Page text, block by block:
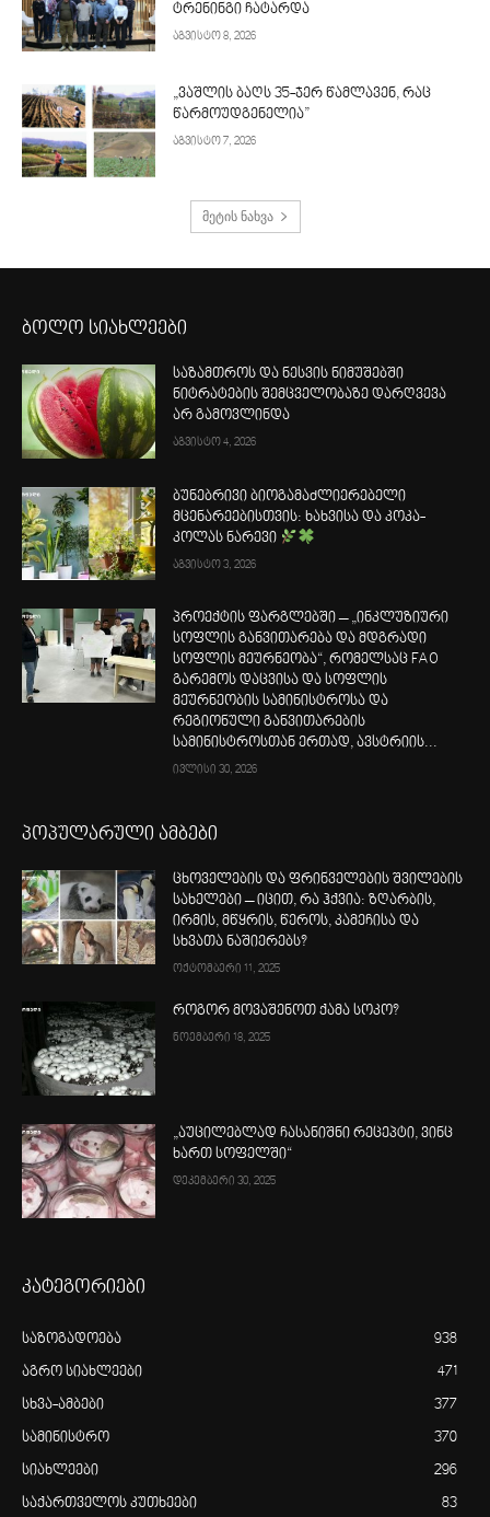
ტრენინგი ჩატარდა
აგვისტო 8, 2026
„ვაშლის ბაღს 35-ჯერ წამლავენ, რაც
წარმოუდგენელია”
აგვისტო 7, 2026
მეტის ნახვა
ბოლო სიახლეები
საზამთროს და ნესვის ნიმუშებში
ნიტრატების შემცველობაზე დარღვევა
არ გამოვლინდა
აგვისტო 4, 2026
ბუნებრივი ბიოგამაძლიერებელი
მცენარეებისთვის: ხახვისა და კოკა-
კოლას ნარევი
აგვისტო 3, 2026
პროექტის ფარგლებში – „ინკლუზიური
სოფლის განვითარება და მდგრადი
სოფლის მეურნეობა“, რომელსაც FAO
გარემოს დაცვისა და სოფლის
მეურნეობის სამინისტროსა და
რეგიონული განვითარების
სამინისტროსთან ერთად, ავსტრიის...
ივლისი 30, 2026
პოპულარული ამბები
ცხოველების და ფრინველების შვილების
სახელები – იცით, რა ჰქვია: ზღარბის,
ირმის, მწყრის, წეროს, კამეჩისა და
სხვათა ნაშიერებს?
ოქტომბერი 11, 2025
როგორ მოვაშენოთ ქამა სოკო?
ნოემბერი 18, 2025
„აუცილებლად ჩასანიშნი რეცეპტი, ვინც
ხართ სოფელში“
დეკემბერი 30, 2025
კატეგორიები
საზოგადოება 938
აგრო სიახლეები 471
სხვა-ამბები 377
სამინისტრო 370
სიახლეები 296
საქართველოს კუთხეები 83